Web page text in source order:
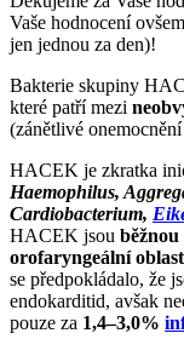
Vaše hodnocení
jen jednou za den)!
Bakterie skupiny
které patří mezi
(zánětlivé
HACEK je zkratka
Haemophilus,
Cardiobacterium,
HACEK jsou
orofaryngeální
se předpokládalo, že
endokarditid, avšak
pouze za 1,4–3,0%